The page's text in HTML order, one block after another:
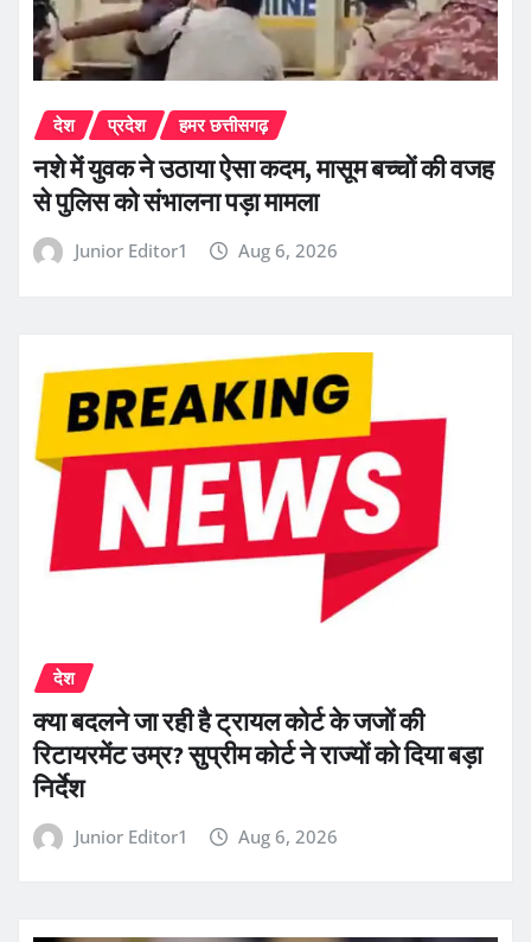
देश प्रदेश हमर छत्तीसगढ़
नशे में युवक ने उठाया ऐसा कदम, मासूम बच्चों की वजह
से पुलिस को संभालना पड़ा मामला
Junior Editor1 Aug 6, 2026
देश
क्या बदलने जा रही है ट्रायल कोर्ट के जजों की
रिटायरमेंट उम्र? सुप्रीम कोर्ट ने राज्यों को दिया बड़ा
निर्देश
Junior Editor1 Aug 6, 2026